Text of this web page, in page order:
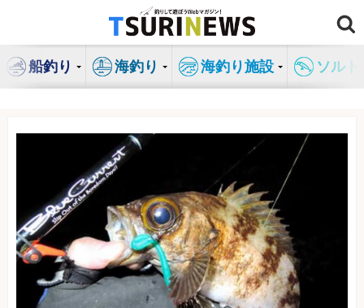
ン
船釣り 海釣り 海釣り施設 ソル